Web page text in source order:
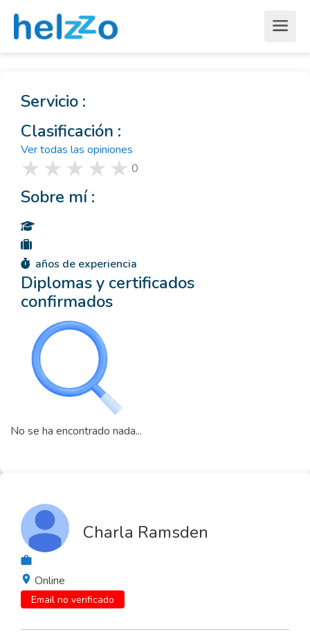
Servicio :
Clasificación :
Ver todas las opiniones
0
Sobre mí :
años de experiencia
Diplomas y certificados
confirmados
No se ha encontrado nada...
Charla Ramsden
Online
Email no verificado